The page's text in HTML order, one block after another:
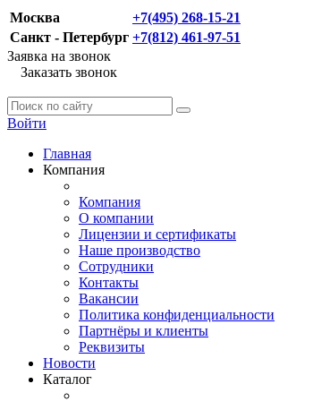
Москва
+7(495) 268-15-21
Санкт - Петербург +7(812) 461-97-51
Заявка на звонок
Заказать звонок
Войти
Главная
Компания
Компания
О компании
Лицензии и сертификаты
Наше производство
Сотрудники
Контакты
Вакансии
Политика конфиденциальности
Партнёры и клиенты
Реквизиты
Новости
Каталог